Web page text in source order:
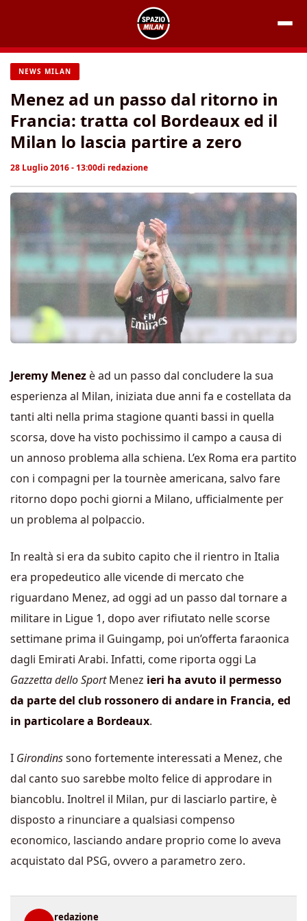
contenuto
NEWS MILAN
Menez ad un passo dal ritorno in
Francia: tratta col Bordeaux ed il
Milan lo lascia partire a zero
28 Luglio 2016 - 13:00di redazione
Jeremy Menez è ad un passo dal concludere la sua
esperienza al Milan, iniziata due anni fa e costellata da
tanti alti nella prima stagione quanti bassi in quella
scorsa, dove ha visto pochissimo il campo a causa di
un annoso problema alla schiena. L’ex Roma era partito
con i compagni per la tournèe americana, salvo fare
ritorno dopo pochi giorni a Milano, ufficialmente per
un problema al polpaccio.
In realtà si era da subito capito che il rientro in Italia
era propedeutico alle vicende di mercato che
riguardano Menez, ad oggi ad un passo dal tornare a
militare in Ligue 1, dopo aver rifiutato nelle scorse
settimane prima il Guingamp, poi un’offerta faraonica
dagli Emirati Arabi. Infatti, come riporta oggi La
Gazzetta dello SportMenez ieri ha avuto il permesso
da parte del club rossonero di andare in Francia, ed
in particolare a Bordeaux.
I Girondinssono fortemente interessati a Menez, che
dal canto suo sarebbe molto felice di approdare in
biancoblu. Inoltrel il Milan, pur di lasciarlo partire, è
disposto a rinunciare a qualsiasi compenso
economico, lasciando andare proprio come lo aveva
acquistato dal PSG, ovvero a parametro zero.
redazione